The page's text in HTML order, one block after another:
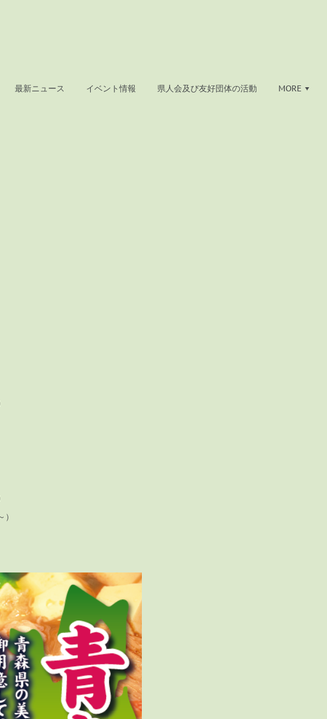
最新ニュース イベント情報 県人会及び友好団体の活動 MORE